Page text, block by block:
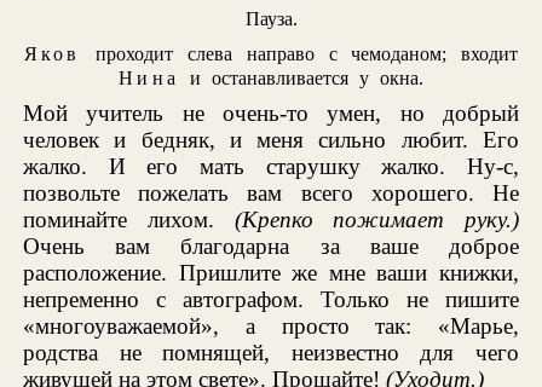
Пауза.
Яков
проходит слева направо с чемоданом; входит
Нина
и останавливается у окна.
Мой учитель не очень-то умен, но добрый
человек и бедняк, и меня сильно любит. Его
жалко. И его мать старушку жалко. Ну-с,
позвольте пожелать вам всего хорошего. Не
поминайте лихом. (Крепко пожимает руку.)
Очень вам благодарна за ваше доброе
расположение. Пришлите же мне ваши книжки,
непременно с автографом. Только не пишите
«многоуважаемой», а просто так: «Марье,
родства не помнящей, неизвестно для чего
живущей на этом свете». Прощайте!(Уходит.)